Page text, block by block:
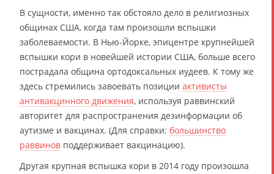
В сущности, именно так обстояло дело в религиозных
общинах США, когда там произошли вспышки
заболеваемости. В Нью-Йорке, эпицентре крупнейшей
вспышки кори в новейшей истории США, больше всего
пострадала община ортодоксальных иудеев. К тому же
здесь стремились завоевать позиции активисты
антивакцинного движения, используя раввинский
авторитет для распространения дезинформации об
аутизме и вакцинах. (Для справки: большинство
раввинов поддерживает вакцинацию).
Другая крупная вспышка кори в 2014 году произошла